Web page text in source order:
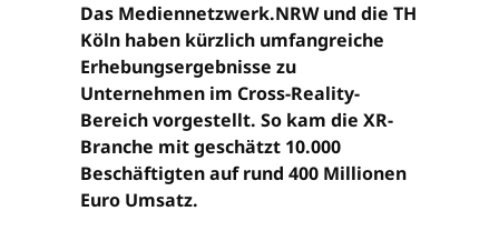
Das Mediennetzwerk.NRW und die TH
Köln haben kürzlich umfangreiche
Erhebungsergebnisse zu
Unternehmen im Cross-Reality-
Bereich vorgestellt. So kam die XR-
Branche mit geschätzt 10.000
Beschäftigten auf rund 400 Millionen
Euro Umsatz.